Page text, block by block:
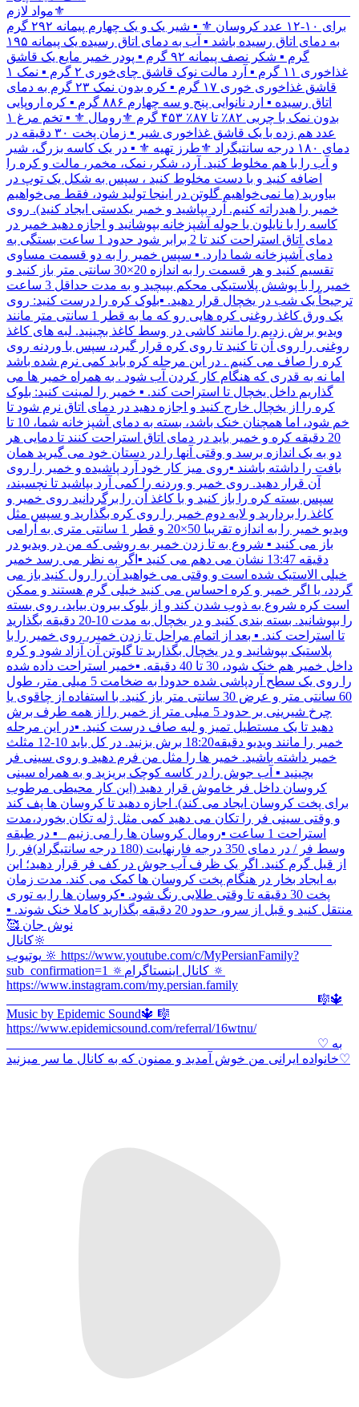
____________________________________________ ⚜️مواد لازم
برای ۱۰-۱۲ عدد کروسان ⚜️ ▪︎ شیر یک و یک چهارم پیمانه ۲۹۲ گرم
به دمای اتاق رسیده باشد ▪︎ آب به دمای اتاق رسیده یک پیمانه ۱۹۵
گرم ▪︎ شکر نصف پیمانه ۹۲ گرم ▪︎ پودر خمیر مایع یک قاشق
غذاخوری ۱۱ گرم ▪︎ آرد مالت نوک قاشق چای‌خوری ۲ گرم ▪︎ نمک ۱
قاشق غذاخوری خوری ۱۷ گرم ▪︎ کره بدون نمک ۲۳ گرم به دمای
اتاق رسیده ▪︎ ارد نانوایی پنج و سه چهارم ۸۸۶ گرم ▪︎ کره اروپایی
بدون نمک با چربی ۸۲٪ تا ۸۷٪ ۴۵۳ گرم ⚜️رومال ⚜️ ▪︎ تخم مرغ ۱
عدد هم زده با یک قاشق غذاخوری شیر ▪︎ زمان پخت ۳۰ دقیقه در
دمای ۱۸۰ درجه سانتیگراد ⚜️طرز تهیه ⚜️ ▪︎ در یک کاسه بزرگ، شیر
و آب را با هم مخلوط کنید. آرد، شکر، نمک، مخمر، مالت و کره را
اضافه کنید و با دست مخلوط کنید ، سپس به شکل یک توپ در
بیاورید (ما نمی‌خواهیم گلوتن در اینجا تولید شود، فقط می‌خواهیم
خمیر را هیدراته کنیم. آرد بپاشید و خمیر یکدستی ایجاد کنید). روی
کاسه را با نایلون یا حوله آشپزخانه بپوشانید و اجازه دهید خمیر در
دمای اتاق استراحت کند تا 2 برابر شود حدود 1 ساعت بستگی به
دمای آشپزخانه شما دارد. ▪︎ سپس خمیر را به دو قسمت مساوی
تقسیم کنید و هر قسمت را به اندازه 20×30 سانتی متر باز کنید و
خمیر را با پوشش پلاستیکی محکم بپیچید و به مدت حداقل 3 ساعت
ترجیحاً یک شب در یخچال قرار دهید. ▪︎بلوک کره را درست کنید: روی
یک ورق کاغذ روغنی کره هایی رو که ما به قطر 1 سانتی متر مانند
ویدیو برش زدیم را مانند کاشی در وسط کاغذ بچینید. لبه های کاغذ
روغنی را روی آن تا کنید تا روی کره قرار گیرد، سپس با وردنه روی
کره را صاف می کنیم . در این مرحله کره باید کمی نرم شده باشد
اما نه به قدری که هنگام کار کردن آب شود . به همراه خمیر ها می
گذاریم داخل یخچال تا استراحت کند. ▪︎ خمیر را لمینت کنید: بلوک
کره را از یخچال خارج کنید و اجازه دهید در دمای اتاق نرم شود تا
خم شود، اما همچنان خنک باشد، بسته به دمای آشپزخانه شما، 10 تا
20 دقیقه کره و خمیر باید در دمای اتاق استراحت کنند تا دمایی هر
دو به یک اندازه برسد و وقتی آنها را در دستان خود می گیرید همان
بافت را داشته باشند ▪︎روی میز کار خود آرد پاشیده و خمیر را روی
آن قرار دهید. روی خمیر و وردنه را کمی آرد بپاشید تا نچسبند،
سپس بسته کره را باز کنید و با کاغذ آن را برگردانید روی خمیر و
کاغذ را بردارید و لایه دوم خمیر را روی کره بگذارید و سپس مثل
ویدیو خمیر را به اندازه تقریبا 50×20 و قطر 1 سانتی متری به آرامی
باز می کنید ▪︎ شروع به تا زدن خمیر به روشی که من در ویدیو در
دقیقه 13:47 نشان می دهم می کنید ▪︎اگر به نظر می رسد خمیر
خیلی الاستیک شده است و وقتی می خواهید آن را رول کنید باز می
گردد، یا اگر خمیر و کره احساس می کنید خیلی گرم هستند و ممکن
است کره شروع به ذوب شدن کند و از بلوک بیرون بیاید، روی بسته
را بپوشانید. بسته بندی کنید و در یخچال به مدت 10-20 دقیقه بگذارید
تا استراحت کند. ▪︎ بعد از اتمام مراحل تا زدن خمیر، روی خمیر را با
پلاستیک بپوشانید و در یخچال بگذارید تا گلوتن آن آزاد شود و کره
داخل خمیر هم خنک شود، 30 تا 40 دقیقه. ▪︎خمیر استراحت داده شده
را روی یک سطح آردپاشی شده حدودا به ضخامت 5 میلی متر، طول
60 سانتی متر و عرض 30 سانتی متر باز کنید. با استفاده از چاقوی یا
چرخ شیرینی بر حدود 5 میلی متر از خمیر را از همه طرف برش
دهید تا یک مستطیل تمیز و لبه صاف درست کنید. ▪︎در این مرحله
خمیر را مانند ویدیو دقیقه18:20 برش بزنید. در کل باید 10-12 مثلث
خمیر داشته باشید. خمیر ها را مثل من فرم دهید و روی سینی فر
بچینید ▪︎ آب جوش را در کاسه کوچک بریزید و به همراه سینی
کروسان داخل فر خاموش قرار دهید (این کار محیطی مرطوب
برای پخت کروسان ایجاد می کند). اجازه دهید تا کروسان ها پف کند
و وقتی سینی فر را تکان می دهید کمی مثل ژله تکان بخورد،مدت
استراحت 1 ساعت ▪︎رومال کروسان ها را می زنیم ▪︎ در طبقه
وسط فر / در دمای 350 درجه فارنهایت (180 درجه سانتیگراد)فر را
از قبل گرم کنید. اگر یک ظرف آب جوش در کف فر قرار دهید؛ این
به ایجاد بخار در هنگام پخت کروسان ها کمک می کند. مدت زمان
پخت 30 دقیقه تا وقتی طلایی رنگ شود. ▪︎کروسان ها را به توری
منتقل کنید و قبل از سرو، حدود 20 دقیقه بگذارید کاملا خنک شوند. ▪︎
نوش جان 🥰
____________________________________________ 🔆کانال
یوتیوب 🔆 https://www.youtube.com/c/MyPersianFamily?
sub_confirmation=1 🔅کانال اینستاگرام 🔅
https://www.instagram.com/my.persian.family
________________________________________________ 🎼🔱
Music by Epidemic Sound🔱 🎼
https://www.epidemicsound.com/referral/16wtnu/
________________________________________________ ♡ به
خانواده ایرانی من خوش آمدید و ممنون که به کانال ما سر میزنید♡